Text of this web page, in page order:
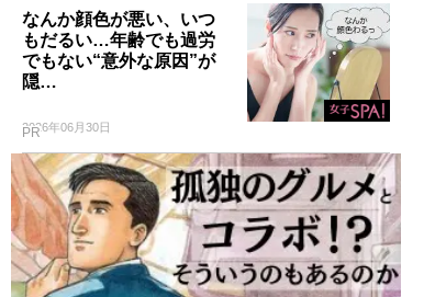
なんか顔色が悪い、いつ
もだるい…年齢でも過労
でもない“意外な原因”が
隠…
2026年06月30日
PR